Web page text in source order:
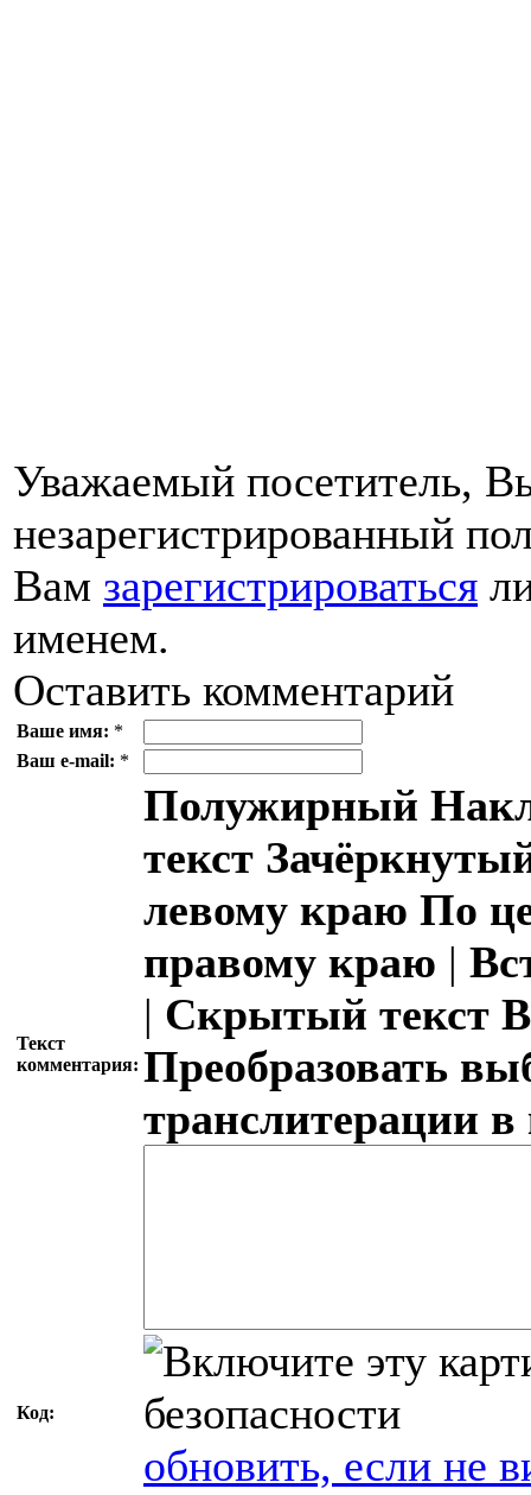
Уважаемый посетитель,
незарегистрированный
Вам зарегистрироваться
именем.
Оставить комментарий
Ваше имя: *
Ваш e-mail: *
Текст
комментария:
Полужирный
текст
левому краю По
правому краю |
| Скрытый текст
Преобразовать
транслитерации
Код:
обновить, если не